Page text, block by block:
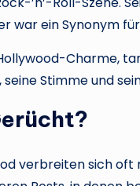
war ein Synonym
Charme,
seine Stimme und
verbreiten sich oft